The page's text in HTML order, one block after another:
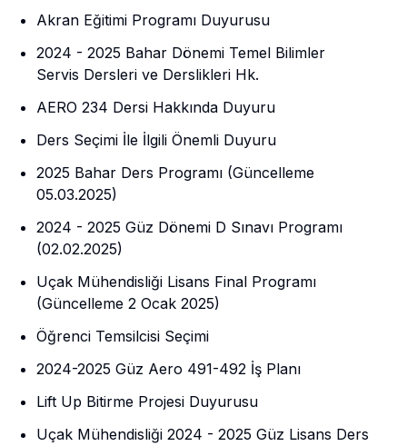
Akran Eğitimi Programı Duyurusu
2024 - 2025 Bahar Dönemi Temel Bilimler
Servis Dersleri ve Derslikleri Hk.
AERO 234 Dersi Hakkında Duyuru
Ders Seçimi İle İlgili Önemli Duyuru
2025 Bahar Ders Programı (Güncelleme
05.03.2025)
2024 - 2025 Güz Dönemi D Sınavı Programı
(02.02.2025)
Uçak Mühendisliği Lisans Final Programı
(Güncelleme 2 Ocak 2025)
Öğrenci Temsilcisi Seçimi
2024-2025 Güz Aero 491-492 İş Planı
Lift Up Bitirme Projesi Duyurusu
Uçak Mühendisliği 2024 - 2025 Güz Lisans Ders